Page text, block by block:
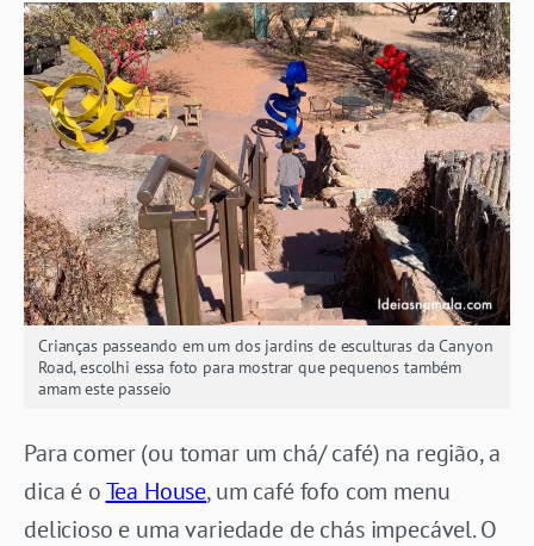
Crianças passeando em um dos jardins de esculturas da Canyon
Road, escolhi essa foto para mostrar que pequenos também
amam este passeio
Para comer (ou tomar um chá/ café) na região, a
dica é oTea House, um café fofo com menu
delicioso e uma variedade de chás impecável. O